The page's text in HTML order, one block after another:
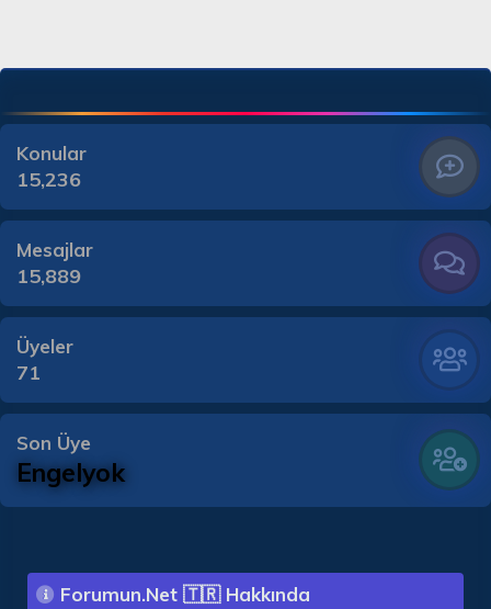
Konular
15,236
Mesajlar
15,889
Üyeler
71
Son Üye
Engelyok
Forumun.Net 🇹🇷 Hakkında